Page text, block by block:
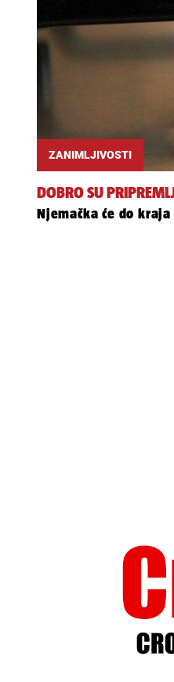
ZANIMLJIVOSTI
DOBRO SU
Njemačka će do